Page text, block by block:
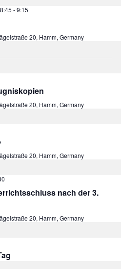
-9:15
20, Hamm, Germany
20, Hamm, Germany
20, Hamm, Germany
nach der 3.
20, Hamm, Germany